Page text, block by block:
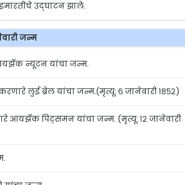
उद्‍घाटन झाले.
जन्म
आयझॅक न्यूटन यांचा जन्म.
लुई ब्रेल यांचा जन्म.(मृत्यू: ६ जानेवारी १८५२)
आयझॅक पिट्समन यांचा जन्म. (मृत्यू: १२ जानेवारी